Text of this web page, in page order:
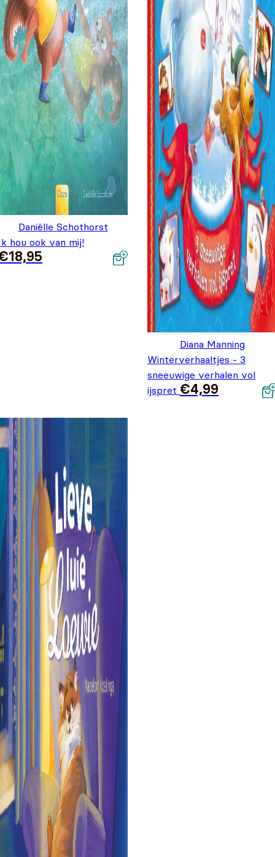
Daniëlle Schothorst
hou ook van mij!
18,95
Diana Manning
Winterverhaaltjes - 3
sneeuwige verhalen vol
ijspret €4,99